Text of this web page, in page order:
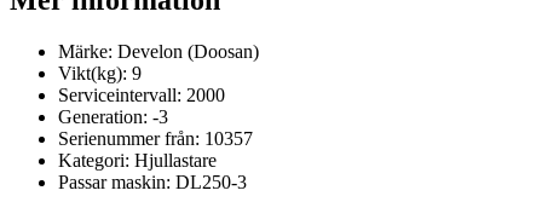
Märke: Develon (Doosan)
Vikt(kg): 9
Serviceintervall: 2000
Generation: -3
Serienummer från: 10357
Kategori: Hjullastare
Passar maskin: DL250-3